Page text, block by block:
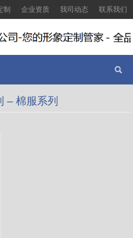
制 企业资质 我司动态 联系我们
– 棉服系列